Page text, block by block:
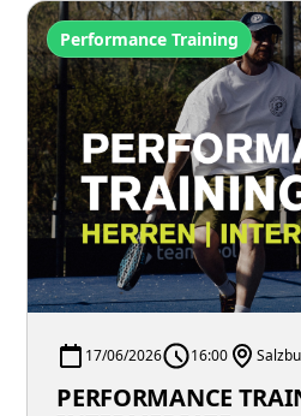
Performance Training
17/06/2026 16:00
PERFORMANCE